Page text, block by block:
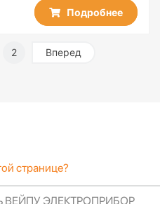
Подробнее
2 Вперед
странице?
ВЕЙПУ ЭЛЕКТРОПРИБОР